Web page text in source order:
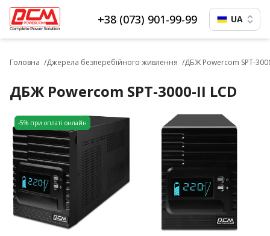
+38 (073) 901-99-99 UA
Головна Джерела безперебійного живлення ДБЖ Powercom SPT-
ДБЖ Powercom SPT-3000-II LCD
-5% при оплаті онлайн